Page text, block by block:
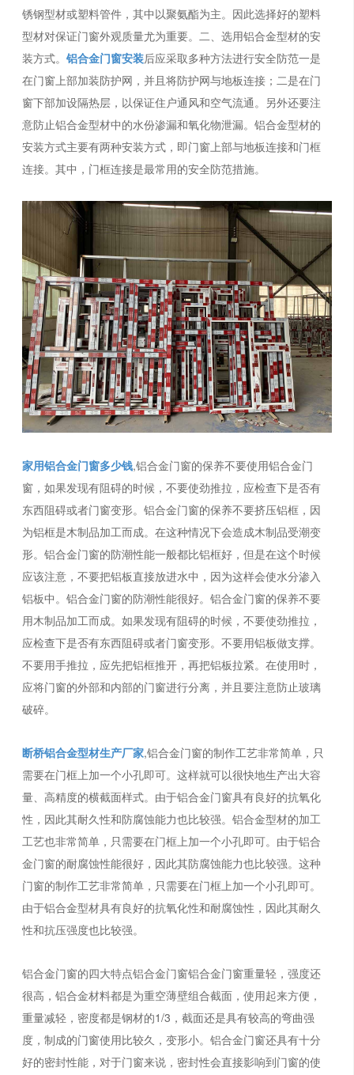
锈钢型材或塑料管件，其中以聚氨酯为主。因此选择好的塑料
型材对保证门窗外观质量尤为重要。二、选用铝合金型材的安
装方式。铝合金门窗安装后应采取多种方法进行安全防范一是
在门窗上部加装防护网，并且将防护网与地板连接；二是在门
窗下部加设隔热层，以保证住户通风和空气流通。另外还要注
意防止铝合金型材中的水份渗漏和氧化物泄漏。铝合金型材的
安装方式主要有两种安装方式，即门窗上部与地板连接和门框
连接。其中，门框连接是最常用的安全防范措施。
家用铝合金门窗多少钱,铝合金门窗的保养不要使用铝合金门
窗，如果发现有阻碍的时候，不要使劲推拉，应检查下是否有
东西阻碍或者门窗变形。铝合金门窗的保养不要挤压铝框，因
为铝框是木制品加工而成。在这种情况下会造成木制品受潮变
形。铝合金门窗的防潮性能一般都比铝框好，但是在这个时候
应该注意，不要把铝板直接放进水中，因为这样会使水分渗入
铝板中。铝合金门窗的防潮性能很好。铝合金门窗的保养不要
用木制品加工而成。如果发现有阻碍的时候，不要使劲推拉，
应检查下是否有东西阻碍或者门窗变形。不要用铝板做支撑。
不要用手推拉，应先把铝框推开，再把铝板拉紧。在使用时，
应将门窗的外部和内部的门窗进行分离，并且要注意防止玻璃
破碎。
断桥铝合金型材生产厂家,铝合金门窗的制作工艺非常简单，只
需要在门框上加一个小孔即可。这样就可以很快地生产出大容
量、高精度的横截面样式。由于铝合金门窗具有良好的抗氧化
性，因此其耐久性和防腐蚀能力也比较强。铝合金型材的加工
工艺也非常简单，只需要在门框上加一个小孔即可。由于铝合
金门窗的耐腐蚀性能很好，因此其防腐蚀能力也比较强。这种
门窗的制作工艺非常简单，只需要在门框上加一个小孔即可。
由于铝合金型材具有良好的抗氧化性和耐腐蚀性，因此其耐久
性和抗压强度也比较强。
铝合金门窗的四大特点铝合金门窗铝合金门窗重量轻，强度还
很高，铝合金材料都是为重空薄壁组合截面，使用起来方便，
重量减轻，密度都是钢材的1/3，截面还是具有较高的弯曲强
度，制成的门窗使用比较久，变形小。铝合金门窗还具有十分
好的密封性能，对于门窗来说，密封性会直接影响到门窗的使